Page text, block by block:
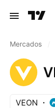
Mercados
VEON